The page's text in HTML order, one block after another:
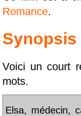
Romance.
Synopsis
Voici un court
mots.
Elsa, médecin,